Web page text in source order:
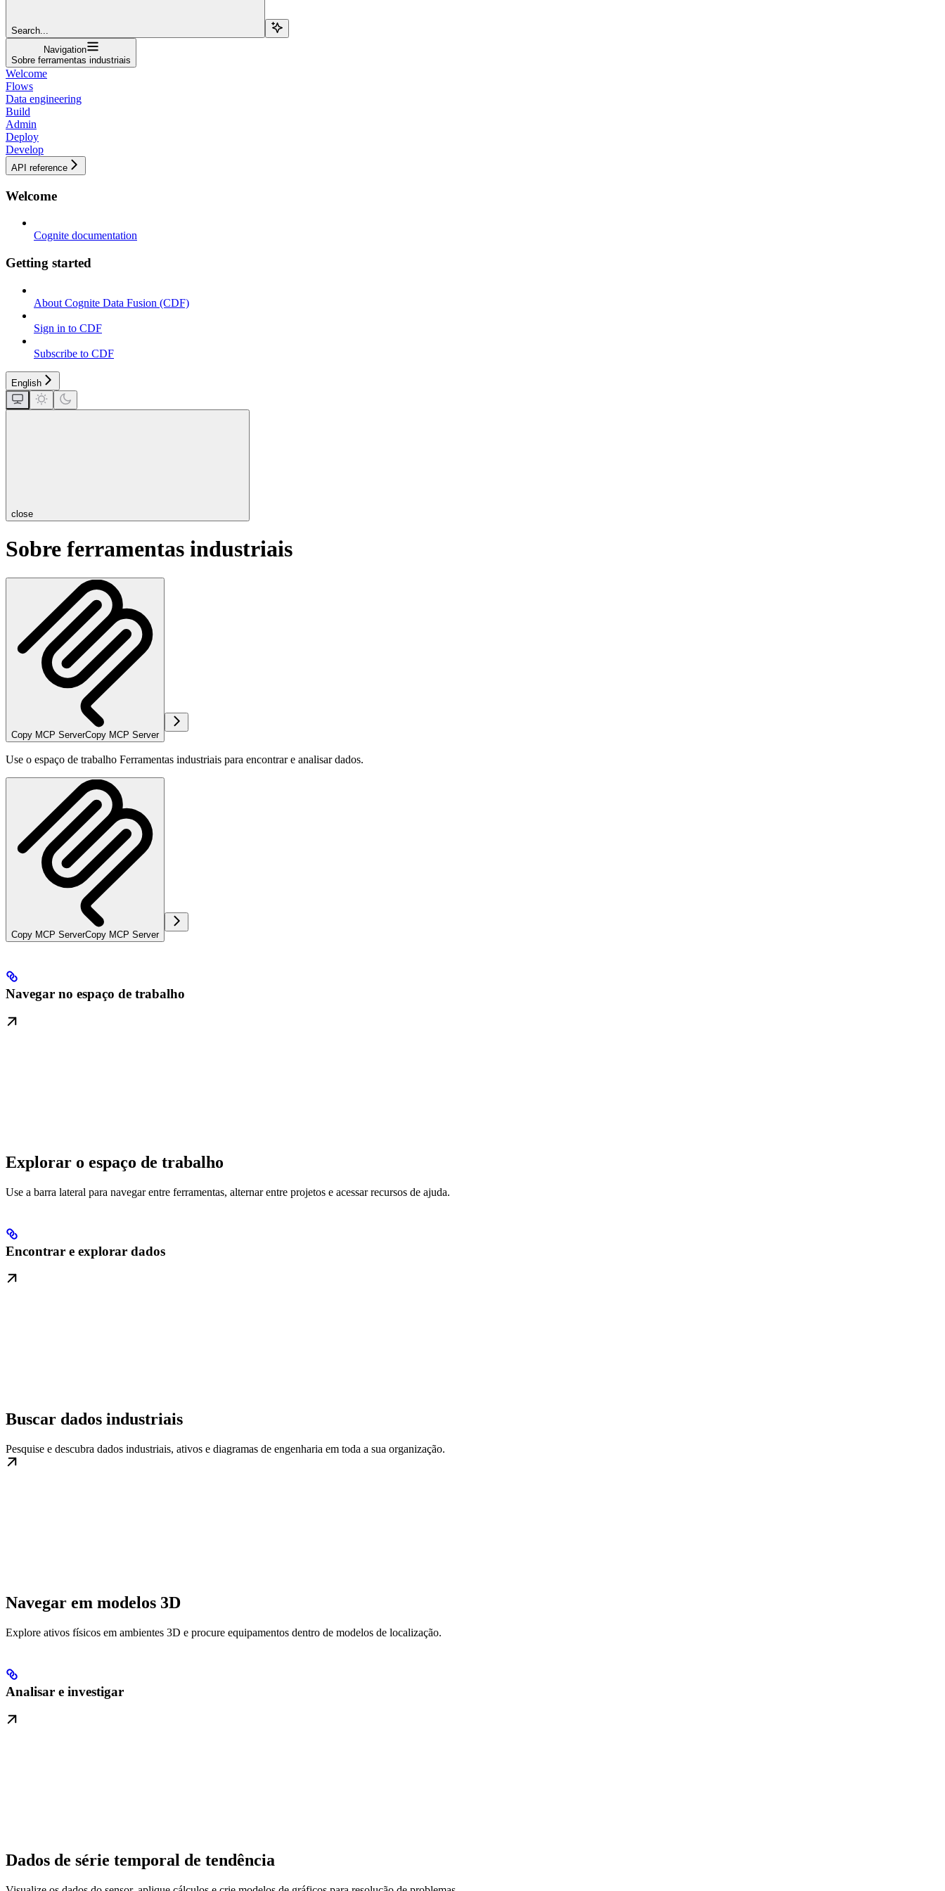
Search...
Navigation
Sobre ferramentas industriais
Welcome
Flows
Data engineering
Build
Admin
Deploy
Develop
API reference
Welcome
Cognite documentation
Getting started
About Cognite Data Fusion (CDF)
Sign in to CDF
Subscribe to CDF
English
close
Sobre ferramentas industriais
Copy MCP ServerCopy MCP Server
Use o espaço de trabalho Ferramentas industriais para encontrar e analisar dados.
Copy MCP ServerCopy MCP Server
Navegar no espaço de trabalho
Explorar o espaço de trabalho
Use a barra lateral para navegar entre ferramentas, alternar entre projetos e acessar recursos de ajuda.
Encontrar e explorar dados
Buscar dados industriais
Pesquise e descubra dados industriais, ativos e diagramas de engenharia em toda a sua organização.
Navegar em modelos 3D
Explore ativos físicos em ambientes 3D e procure equipamentos dentro de modelos de localização.
Analisar e investigar
Dados de série temporal de tendência